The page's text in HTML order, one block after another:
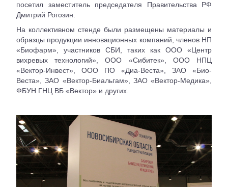
посетил заместитель председателя Правительства РФ
Дмитрий Рогозин.
На коллективном стенде были размещены материалы и
образцы продукции инновационных компаний, членов НП
«Биофарм», участников СБИ, таких как ООО «Центр
вихревых технологий», ООО «Сибитек», ООО НПЦ
«Вектор-Инвест», ООО ПО «Диа-Веста», ЗАО «Био-
Веста», ЗАО «Вектор-Биальгам», ЗАО «Вектор-Медика»,
ФБУН ГНЦ ВБ «Вектор» и других.